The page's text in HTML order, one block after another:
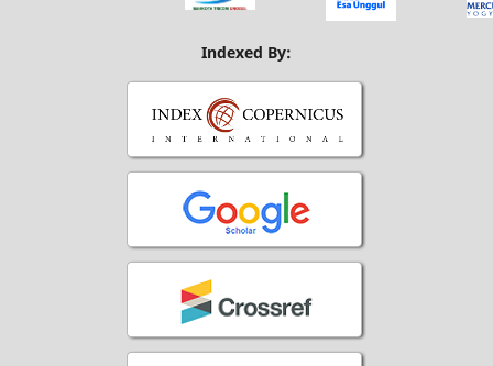
Indexed By: